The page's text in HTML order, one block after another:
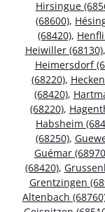
Hirsingue
(68600),
(68420),
Heiwiller (68130),
Heimersdorf
(68220),
(68420),
(68220),
Habsheim
(68250),
Guémar
(68420),
Grentzingen
Altenbach